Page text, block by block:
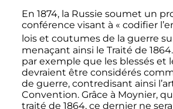
En 1874, la Russie soumet un
conférence visant à « codifier
lois et coutumes de la guerre
menaçant ainsi le Traité de
par exemple que les blessés et
devraient être considérés
de guerre, contredisant ainsi
Convention. Grâce à Moynier,
traité de 1864, ce dernier ne